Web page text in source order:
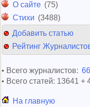
О сайте (75)
Стихи (3488)
Добавить статью
Рейтинг
• Всего журналистов:
• Всего статей: 13641 +
На главную